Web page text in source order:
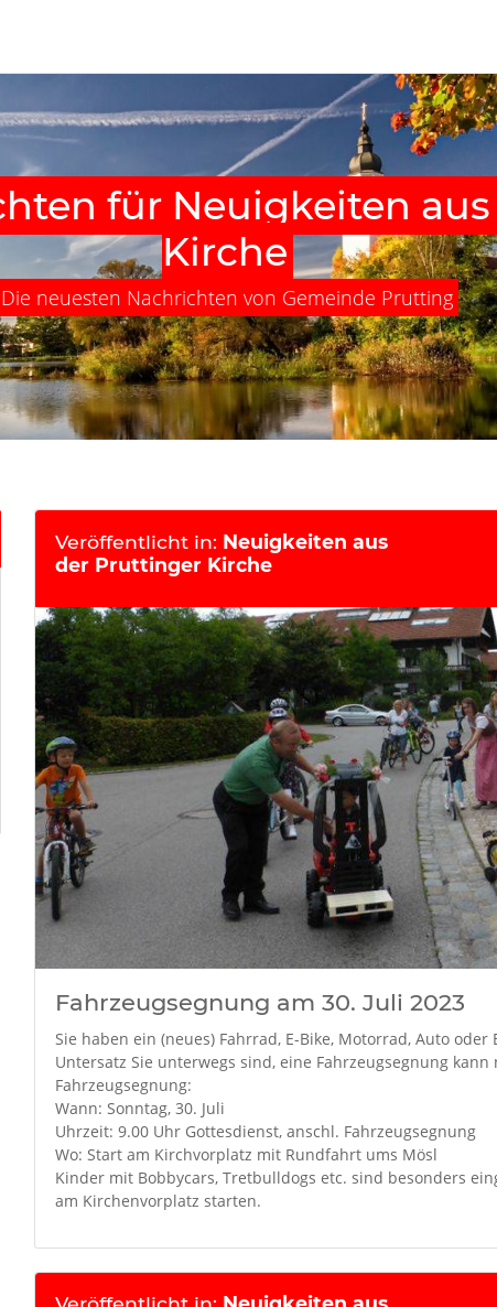
für Neuigkeiten
Kirche
Die neuesten Nachrichten von Gemeinde Prutting
Veröffentlicht in: Neuigkeiten aus
der Pruttinger Kirche
Fahrzeugsegnung am 30. Juli 2023
Sie haben ein (neues) Fahrrad, E-Bike, Motorrad, Auto
Untersatz Sie unterwegs sind, eine Fahrzeugsegnung
Fahrzeugsegnung:
Wann: Sonntag, 30. Juli
Uhrzeit: 9.00 Uhr Gottesdienst, anschl. Fahrzeugsegnung
Wo: Start am Kirchvorplatz mit Rundfahrt ums Mösl
Kinder mit Bobbycars, Tretbulldogs etc. sind besonders
am Kirchenvorplatz starten.